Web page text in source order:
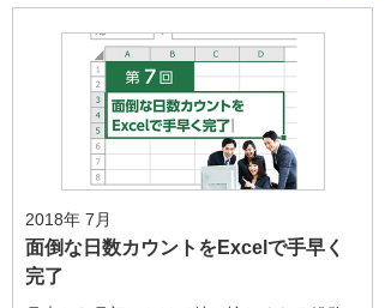
2018年 7月
面倒な日数カウントをExcelで手早く
完了